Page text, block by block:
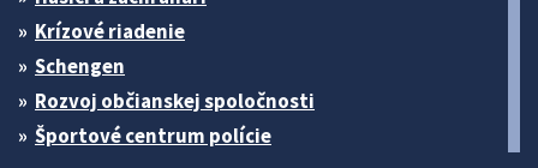
Krízové riadenie
Schengen
Rozvoj občianskej spoločnosti
Športové centrum polície